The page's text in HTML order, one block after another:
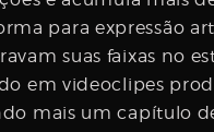
para expressão
suas faixas no
em videoclipes
mais um capítulo